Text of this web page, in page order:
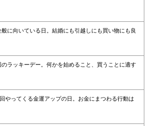
般に向いている日。結婚にも引越しにも買い物にも良
のラッキーデー。何かを始めること、買うことに適す
やってくる金運アップの日。お金にまつわる行動は